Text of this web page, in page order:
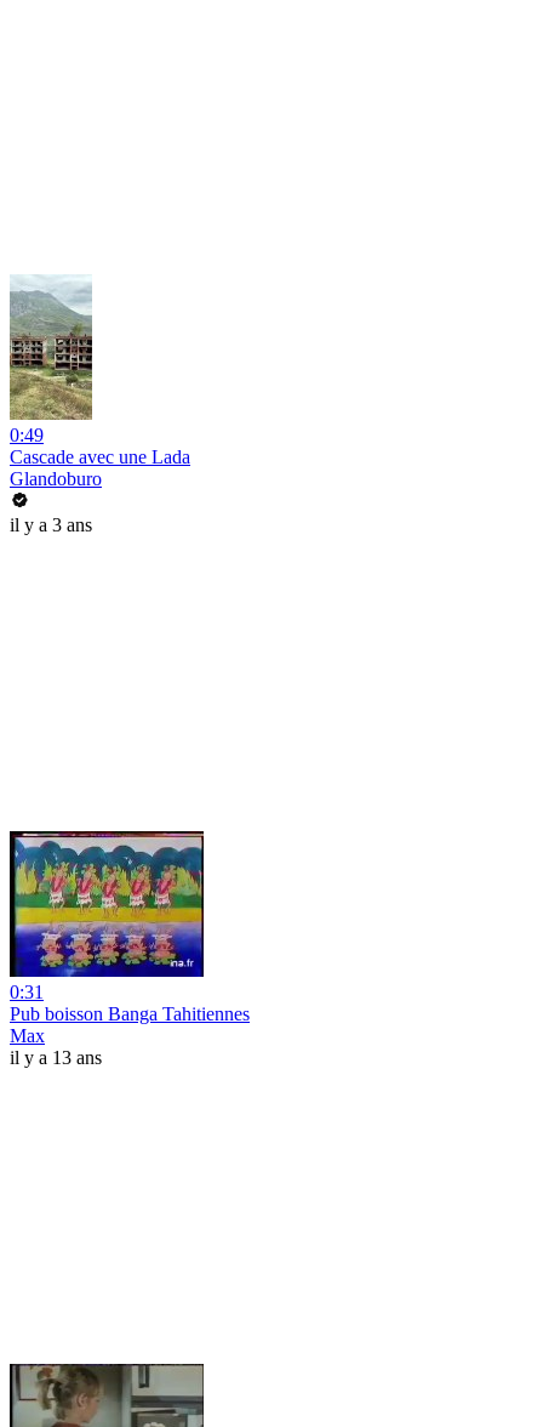
0:49
Cascade avec une Lada
Glandoburo
il y a 3 ans
0:31
Pub boisson Banga Tahitiennes
Max
il y a 13 ans